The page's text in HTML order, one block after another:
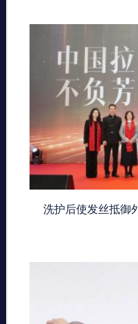
洗护后使发丝抵御